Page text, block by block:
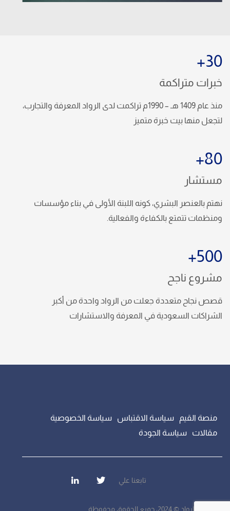
30+
خبرات متراكمة
منذ عام 1409 هـ – 1990م تراكمت لدى الرواد المعرفة والتجارب،
لتجعل منها بيت خبرة متميز
80+
مستشار
نهتم بالعنصر البشري، كونه اللبنة الأولى في بناء مؤسسات
ومنظمات تتمتع بالكفاءة والفعالية.
500+
مشروع ناجح
قصص نجاح متعددة جعلت من الرواد واحدة من أكبر
الشراكات السعودية في المعرفة والاستشارات
منصة القيم سياسة الاقتباس
سياسة الخصوصية
مقالات
سياسة الجودة
تابعنا علي
مجموعة الرواد © 2024، جميع الحقوق محفوظة